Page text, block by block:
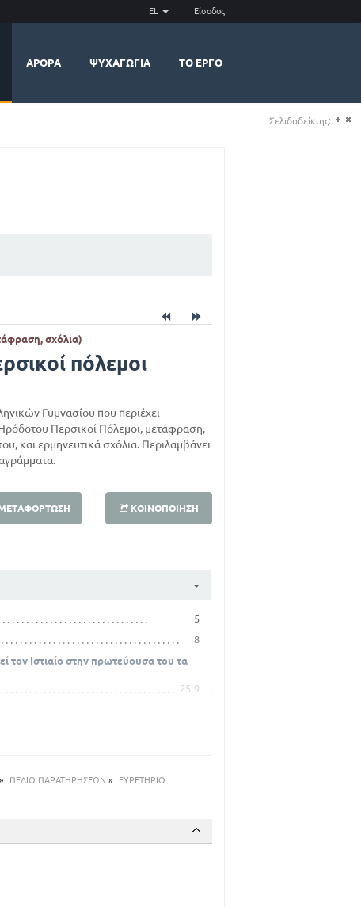
EL Είσοδος
ΆΡΘΡΑ ΨΥΧΑΓΩΓΊΑ ΤΟ ΈΡΓΟ
σχόλια)
πόλεμοι
Γυμνασίου που περιέχει
Περσικοί Πόλεμοι, μετάφραση,
και ερμηνευτικά σχόλια. Περιλαμβάνει
ΚΟΙΝΟΠΟΊΗΣΗ
5
8
τον Ιστιαίο στην πρωτεύουσα του τα
9
25
να κάνει τους Αθηναίους συμμάχους
183
ΠΕΔΙΟ ΠΑΡΑΤΗΡΗΣΕΩΝ »
ΕΥΡΕΤΗΡΙΟ
Σελιδοδείκτης: